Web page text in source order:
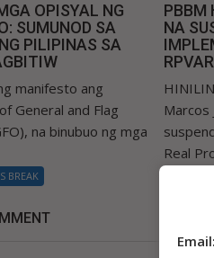
OPISYAL NG
SUMUNOD SA
PILIPINAS SA
manifesto ang
General and Flag
na binubuo ng mga
BREAK
PBBM
NA
Marcos
Real
Email: